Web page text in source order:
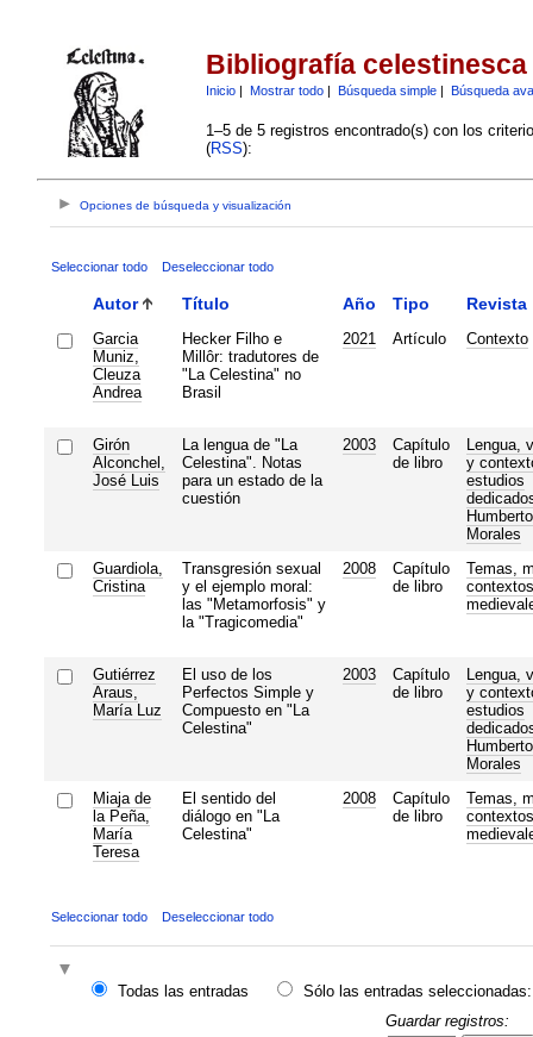
Bibliografía celestinesca
Inicio| Mostrar todo| Búsqueda simple| Búsqueda
1–5 de 5 registros encontrado(s) con los
(RSS):
Opciones de búsqueda y visualización
Seleccionar todo Deseleccionar todo
Autor Título Año Tipo Revista
Garcia
Muniz,
Cleuza
Andrea
Hecker Filho e
Millôr: tradutores de
"La Celestina" no
Brasil
2021 Artículo Contexto
Girón
Alconchel,
José Luis
La lengua de "La
Celestina". Notas
para un estado de la
cuestión
2003
Capítulo
de libro
Lengua,
y
estudios
Morales
Guardiola,
Cristina
Transgresión sexual
y el ejemplo moral:
las "Metamorfosis" y
la "Tragicomedia"
2008
Capítulo
de libro
Temas,
contextos
Gutiérrez
Araus,
María Luz
El uso de los
Perfectos Simple y
Compuesto en "La
Celestina"
2003
Capítulo
de libro
Lengua,
y
estudios
Morales
Miaja de
la Peña,
María
Teresa
El sentido del
diálogo en "La
Celestina"
2008
Capítulo
de libro
Temas,
contextos
Seleccionar todo Deseleccionar todo
Todas las entradas
Sólo las entradas seleccionadas:
Guardar registros: